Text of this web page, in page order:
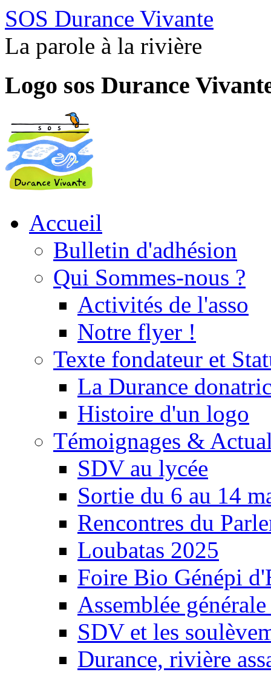
SOS Durance Vivante
La parole à la rivière
Logo sos Durance
Accueil
Bulletin d'adhésion
Qui Sommes-nous ?
Activités de l'asso
Notre flyer !
Texte fondateur et
La Durance
Histoire d'un logo
Témoignages &
SDV au lycée
Sortie du 6 au 14
Rencontres du
Loubatas 2025
Foire Bio Génépi
Assemblée
SDV et les
Durance, rivière